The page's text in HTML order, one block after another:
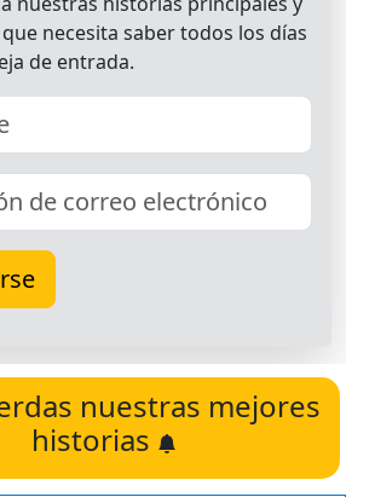
nuestras mejores
historias